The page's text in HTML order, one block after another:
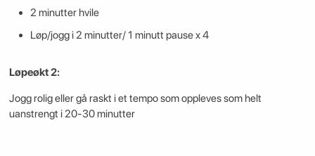
2 minutter hvile
Løp/jogg i 2 minutter/ 1 minutt pause x 4
Løpeøkt 2:
Jogg rolig eller gå raskt i et tempo som oppleves som helt
uanstrengt i 20-30 minutter